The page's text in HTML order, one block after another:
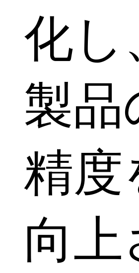
化し
製品
精度
向上